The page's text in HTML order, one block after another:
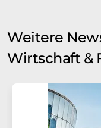
Weitere
Wirtschaft &